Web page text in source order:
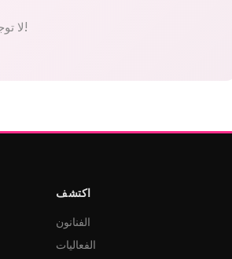
لا توجد مساهمات من المعجبين بعد. كن الأول!
اكتشف
الفنانون
الفعاليات